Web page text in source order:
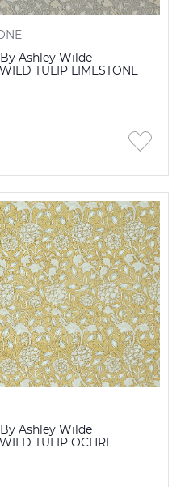
Ashley Wilde
TULIP LIMESTONE
Ashley Wilde
TULIP OCHRE